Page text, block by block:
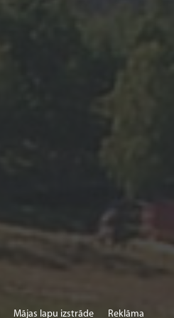
Mājas lapu izstrāde Reklāma